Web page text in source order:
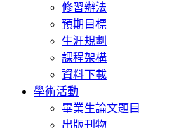
修習辦法
預期目標
生涯規劃
課程架構
資料下載
學術活動
畢業生論文題目
出版刊物